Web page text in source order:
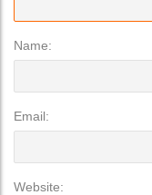
Name:
Email:
Website: